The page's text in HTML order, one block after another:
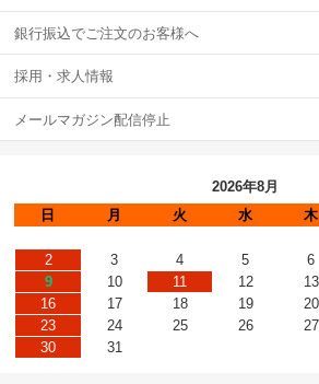
銀行振込でご注文のお客様へ
採用・求人情報
メールマガジン配信停止
2026年8月
日
月 火 水 木
2
3 4 5 6
9
10 11 12 13
16
17 18 19 20
23
24 25 26 27
30
31